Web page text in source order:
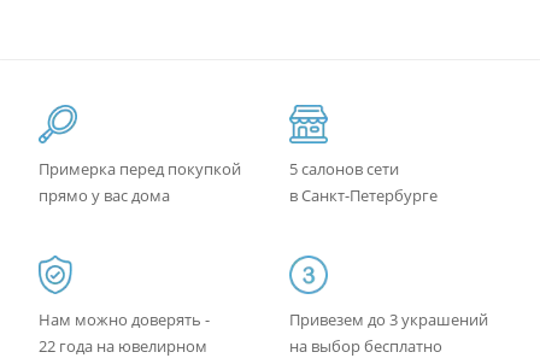
Примерка перед покупкой
прямо у вас дома
5 салонов сети
в Санкт-Петербурге
Нам можно доверять -
22 года на ювелирном
Привезем до 3 украшений
на выбор бесплатно